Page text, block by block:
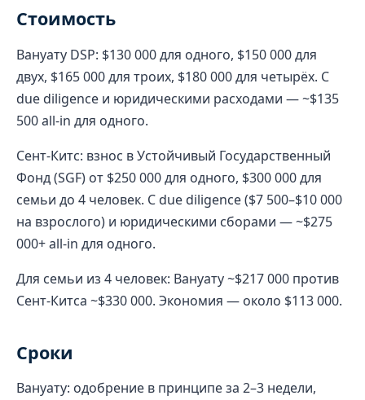
Стоимость
Вануату DSP: $130 000 для одного, $150 000 для
двух, $165 000 для троих, $180 000 для четырёх. С
due diligence и юридическими расходами — ~$135
500 all-in для одного.
Сент-Китс: взнос в Устойчивый Государственный
Фонд (SGF) от $250 000 для одного, $300 000 для
семьи до 4 человек. С due diligence ($7 500–$10 000
на взрослого) и юридическими сборами — ~$275
000+ all-in для одного.
Для семьи из 4 человек: Вануату ~$217 000 против
Сент-Китса ~$330 000. Экономия — около $113 000.
Сроки
Вануату: одобрение в принципе за 2–3 недели,